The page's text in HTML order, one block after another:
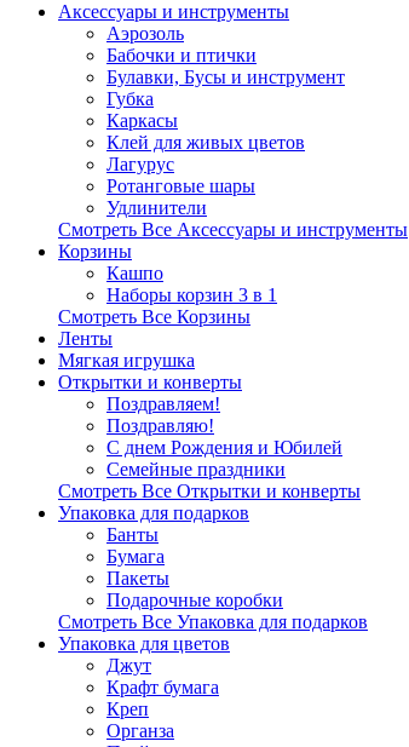
Аксессуары и инструменты
Аэрозоль
Бабочки и птички
Булавки, Бусы и инструмент
Губка
Каркасы
Клей для живых цветов
Лагурус
Ротанговые шары
Удлинители
Смотреть Все Аксессуары и инструменты
Корзины
Кашпо
Наборы корзин 3 в 1
Смотреть Все Корзины
Ленты
Мягкая игрушка
Открытки и конверты
Поздравляем!
Поздравляю!
С днем Рождения и Юбилей
Семейные праздники
Смотреть Все Открытки и конверты
Упаковка для подарков
Банты
Бумага
Пакеты
Подарочные коробки
Смотреть Все Упаковка для подарков
Упаковка для цветов
Джут
Крафт бумага
Креп
Органза